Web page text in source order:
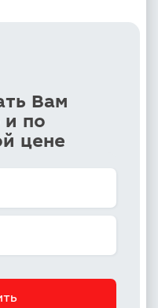
Вам
и по
цене